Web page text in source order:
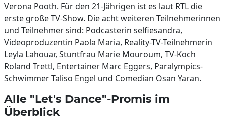
Verona Pooth. Für den 21-Jährigen ist es laut RTL die
erste große TV-Show. Die acht weiteren Teilnehmerinnen
und Teilnehmer sind: Podcasterin selfiesandra,
Videoproduzentin Paola Maria, Reality-TV-Teilnehmerin
Leyla Lahouar, Stuntfrau Marie Mouroum, TV-Koch
Roland Trettl, Entertainer Marc Eggers, Paralympics-
Schwimmer Taliso Engel und Comedian Osan Yaran.
Alle "Let's Dance"-Promis im
Überblick